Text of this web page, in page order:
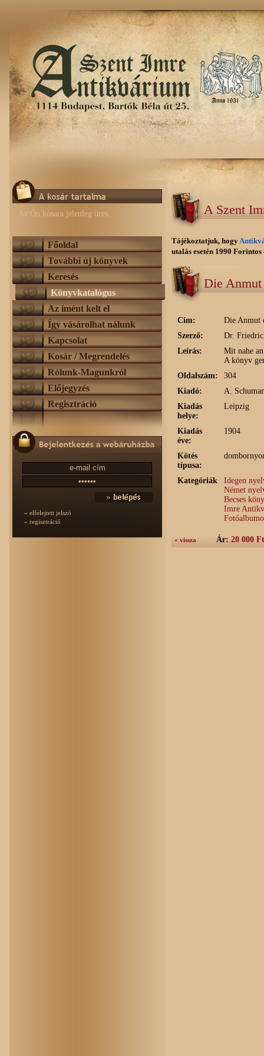
Az Ön kosara jelenleg üres.
Főoldal
További új könyvek
Keresés
Könyvkatalógus
Az imént kelt el
Így vásárolhat nálunk
Kapcsolat
Kosár / Megrendelés
Rólunk-Magunkról
Előjegyzés
Regisztráció
» elfelejtett jelszó
» regisztráció
A Szent
Tájékoztatjuk, hogy
utalás esetén 1990
Die Anmut
Cím:
Die Anmut
Szerző:
Dr.
Leírás:
Mit nahe
A könyv
Oldalszám:
304
Kiadó:
A.
Kiadás
helye:
Leipzig
Kiadás
éve:
1904
Kötés
típusa:
Kategóriák
Idegen
Német
Becses
Imre
« vissza Ár: 20 000 Ft